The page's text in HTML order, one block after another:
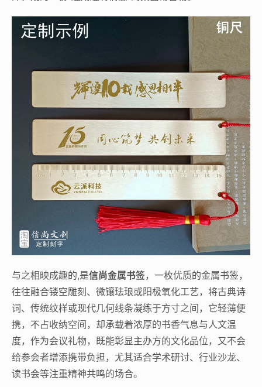
与之相映成趣的,是信尚金属书签，一枚优质的金属书签，
往往融合镂空雕刻、微镶珐琅或阳极氧化工艺，将古典诗
词、传统纹样或现代几何线条凝练于方寸之间，它轻薄便
携，不占收纳空间，却承载着浓厚的书香气息与人文温
度，作为会议礼物，既能彰显主办方的文化品位，又不会
给参会者增添携带负担，尤其适合学术研讨、行业沙龙、
读书会等注重精神共鸣的场合。